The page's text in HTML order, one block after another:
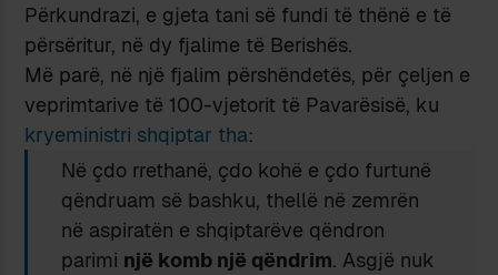
Përkundrazi, e gjeta tani së fundi të thënë e të
përsëritur, në dy fjalime të Berishës.
Më parë, në një fjalim përshëndetës, për çeljen e
veprimtarive të 100-vjetorit të Pavarësisë, ku
kryeministri shqiptar tha:
Në çdo rrethanë, çdo kohë e çdo furtunë
qëndruam së bashku, thellë në zemrën
në aspiratën e shqiptarëve qëndron
parimi një komb një qëndrim. Asgjë nuk